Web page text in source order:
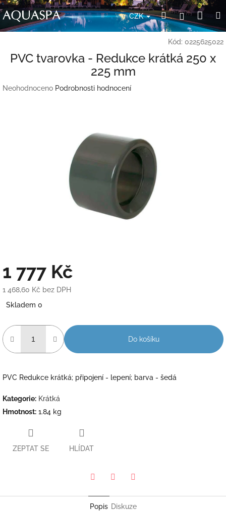
Přejít
na
obsah
CZK HledatPřihlášení
Kód: 0225625022
PVC tvarovka - Redukce krátká 250 x
225 mm
Průměrné
Neohodnoceno Podrobnosti hodnocení
1 777 Kč
1 468,60 Kč bez DPH
cena:
Skladem 0
Do košíku
PVC Redukce krátká; připojení - lepení; barva - šedá
Kategorie: Krátká
Hmotnost: 1.84 kg
ZEPTAT SE HLÍDAT
Popis Diskuze